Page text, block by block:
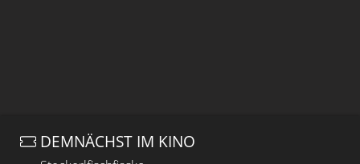
DEMNÄCHST IM KINO